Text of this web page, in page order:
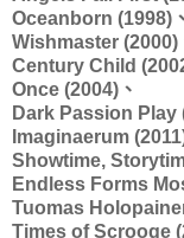
Oceanborn (1998)、
Wishmaster (2000)
Century Child
Once (2004)、
Dark Passion Play
Imaginaerum
Showtime,
Endless Forms
Tuomas
Times of Scrooge